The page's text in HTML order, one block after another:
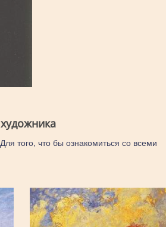
того, что бы ознакомиться со всеми